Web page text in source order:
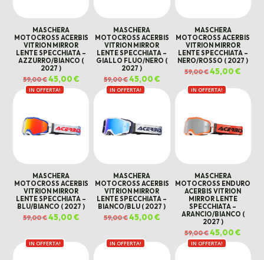
MASCHERA
MOTOCROSS ACERBIS
VITRION MIRROR
LENTE SPECCHIATA –
AZZURRO/BIANCO (
2027 )
59,00€Il
prezzo
originale
era:
45,00€Il
prezzo
attuale
45,00 €.
MASCHERA
MOTOCROSS ACERBIS
VITRION MIRROR
LENTE SPECCHIATA –
GIALLO FLUO/NERO (
2027 )
59,00€Il
prezzo
originale
era:
45,00€Il
prezzo
attuale
45,00 €.
MASCHERA
MOTOCROSS ACERBIS
VITRION MIRROR
LENTE SPECCHIATA –
NERO/ROSSO ( 2027 )
59,00€Il
prezzo
era:
59,00 €.
45,00€
è:
45,00
IN OFFERTA!
MASCHERA
MOTOCROSS ACERBIS
VITRION MIRROR
LENTE SPECCHIATA –
BLU/BIANCO ( 2027 )
59,00€Il
prezzo
59,00 €.
45,00€Il
prezzo
45,00 €.
IN OFFERTA!
MASCHERA
MOTOCROSS ACERBIS
VITRION MIRROR
LENTE SPECCHIATA –
BIANCO/BLU ( 2027 )
59,00€Il
prezzo
59,00 €.
45,00€Il
prezzo
IN OFFERTA!
MASCHERA
MOTOCROSS ENDURO
ACERBIS VITRION
MIRROR LENTE
SPECCHIATA –
ARANCIO/BIANCO (
2027 )
59,00€Il
prezzo
originale
era:
45,00€
45,00
IN OFFERTA! IN OFFERTA! IN OFFERTA!